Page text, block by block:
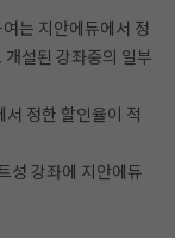
는 지안에듀에서 정
설된 강좌중의 일부
정한 할인율이 적
성 강좌에 지안에듀